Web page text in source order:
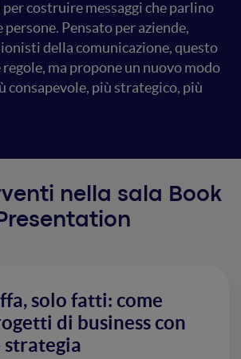
costruire messaggi che parlino
Pensato per aziende,
della comunicazione, questo
ma propone un nuovo modo
consapevole, più strategico, più
nella sala Book
solo fatti: come
di business con
strategia